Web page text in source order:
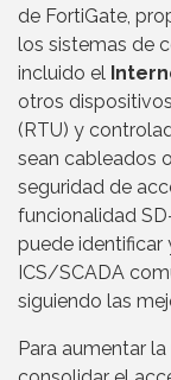
de FortiGate,
los sistemas de
incluido el
otros
(RTU) y
sean cableados
seguridad de
funcionalidad
puede identificar
ICS/SCADA
siguiendo las
Para aumentar